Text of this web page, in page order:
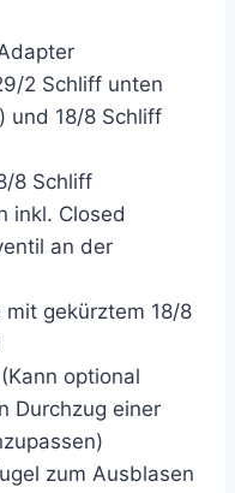
2 Schliff unten
und 18/8 Schliff
8 Schliff
inkl. Closed
an der
gekürztem 18/8
optional
Durchzug einer
zum Ausblasen